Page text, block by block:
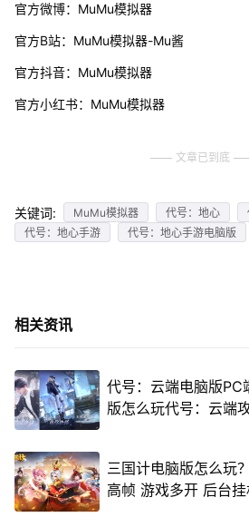
官方微博：MuMu模拟器
官方B站：MuMu模拟器-Mu酱
官方抖音：MuMu模拟器
官方小红书：MuMu模拟器
文章已到底
关键词: MuMu模拟器 代号：地心
代号：地心手游
代号：地心手游电脑版
相关资讯
代号：云端电脑版PC
版怎么玩代号：云端
三国计电脑版怎么玩
高帧 游戏多开 后台